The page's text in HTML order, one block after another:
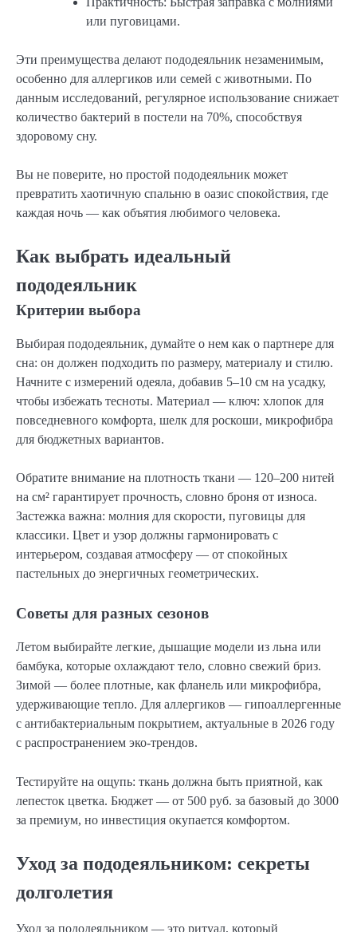
или пуговицами.
Эти преимущества делают пододеяльник незаменимым,
особенно для аллергиков или семей с животными. По
данным исследований, регулярное использование снижает
количество бактерий в постели на 70%, способствуя
здоровому сну.
Вы не поверите, но простой пододеяльник может
превратить хаотичную спальню в оазис спокойствия, где
каждая ночь — как объятия любимого человека.
Как выбрать идеальный
пододеяльник
Критерии выбора
Выбирая пододеяльник, думайте о нем как о партнере для
сна: он должен подходить по размеру, материалу и стилю.
Начните с измерений одеяла, добавив 5–10 см на усадку,
чтобы избежать тесноты. Материал — ключ: хлопок для
повседневного комфорта, шелк для роскоши, микрофибра
для бюджетных вариантов.
Обратите внимание на плотность ткани — 120–200 нитей
на см² гарантирует прочность, словно броня от износа.
Застежка важна: молния для скорости, пуговицы для
классики. Цвет и узор должны гармонировать с
интерьером, создавая атмосферу — от спокойных
пастельных до энергичных геометрических.
Советы для разных сезонов
Летом выбирайте легкие, дышащие модели из льна или
бамбука, которые охлаждают тело, словно свежий бриз.
Зимой — более плотные, как фланель или микрофибра,
удерживающие тепло. Для аллергиков — гипоаллергенные
с антибактериальным покрытием, актуальные в 2026 году
с распространением эко-трендов.
Тестируйте на ощупь: ткань должна быть приятной, как
лепесток цветка. Бюджет — от 500 руб. за базовый до 3000
за премиум, но инвестиция окупается комфортом.
Уход за пододеяльником: секреты
долголетия
Уход за пододеяльником — это ритуал, который